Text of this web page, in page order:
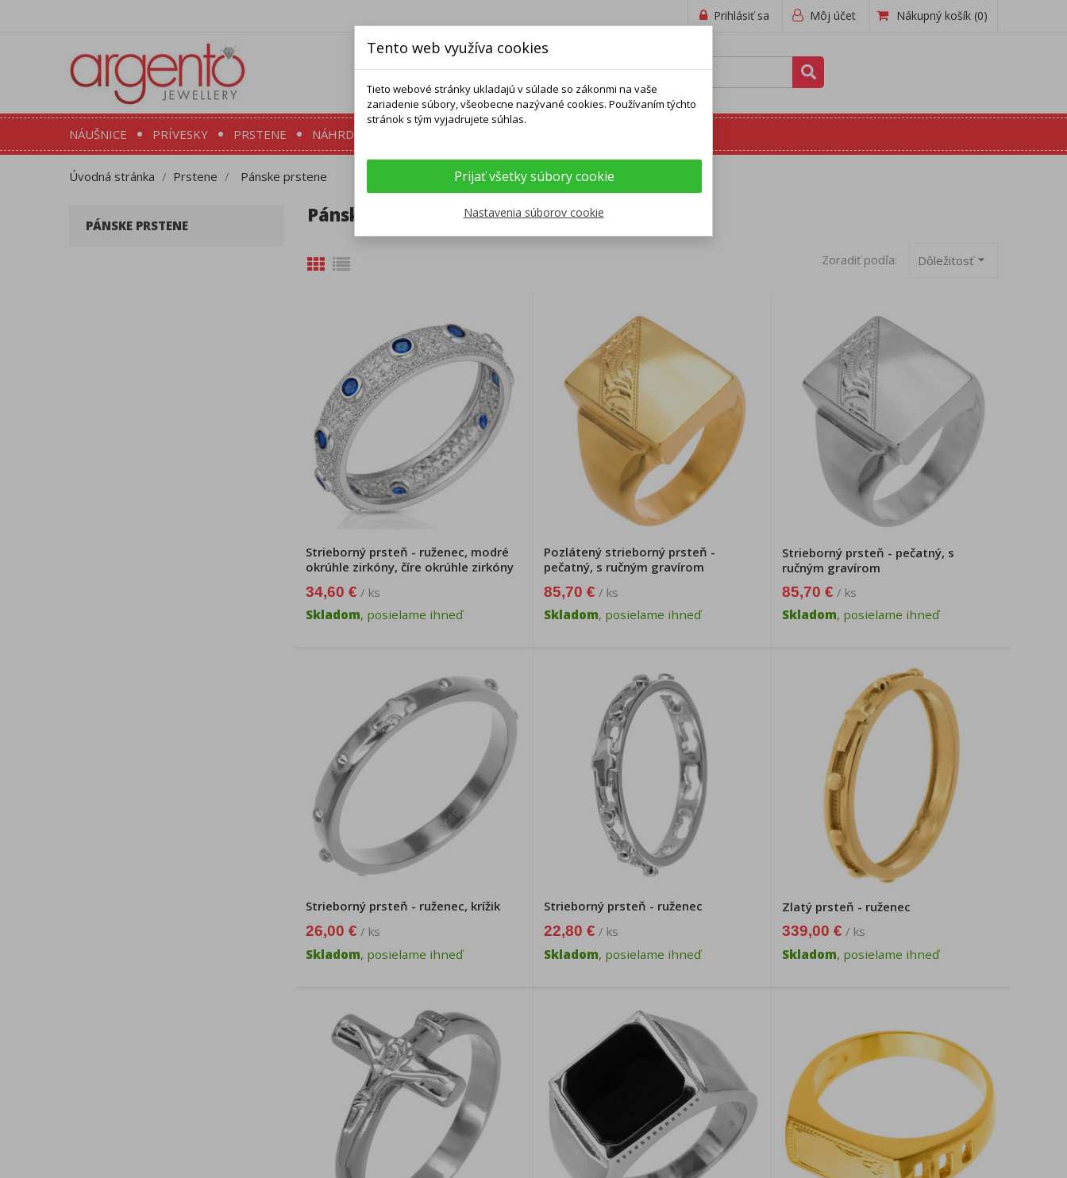
Môj účet
Prihlásiť sa Nákupný košík (0)
NÁUŠNICE PRÍVESKY PRSTENE NÁHRDELNÍKY
Úvodná stránka Prstene Pánske prstene
PÁNSKE PRSTENE Pánske prstene
Zoradiť podľa: Dôležitosťarrow_drop_down
Strieborný prsteň - ruženec, modré
okrúhle zirkóny, číre okrúhle zirkóny
34,60 € / ks
Skladom, posielame ihneď
Pozlátený strieborný prsteň -
pečatný, s ručným gravírom
85,70 € / ks
Skladom, posielame ihneď
Strieborný prsteň - pečatný, s
ručným gravírom
85,70 € / ks
Skladom, posielame ihneď
Strieborný prsteň - ruženec, krížik
26,00 € / ks
Skladom, posielame ihneď
Strieborný prsteň - ruženec
22,80 € / ks
Skladom, posielame ihneď
Zlatý prsteň - ruženec
339,00 € / ks
Skladom, posielame ihneď
Tento web využíva cookies
Tieto webové stránky ukladajú v súlade so zákonmi na vaše
zariadenie súbory, všeobecne nazývané cookies. Používaním týchto
stránok s tým vyjadrujete súhlas.
Prijať všetky súbory cookie
Nastavenia súborov cookie